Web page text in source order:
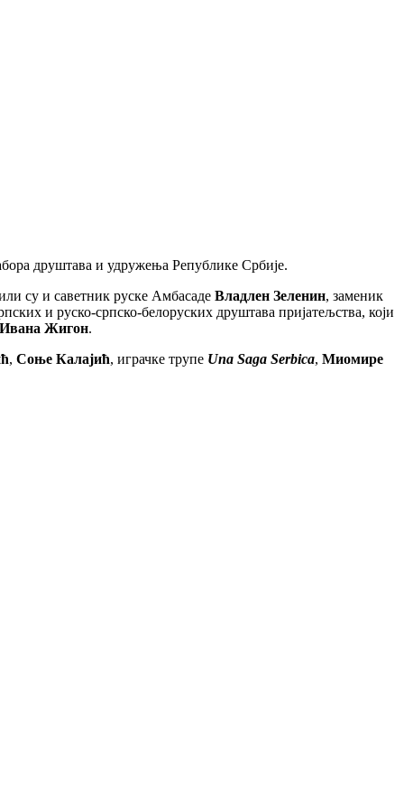
друштава и удружења Републике Србије.
су и саветник руске Амбасаде Владлен Зеленин, заменик
и руско-српско-белоруских друштава пријатељства, који
Ивана Жигон.
, Соње Калајић, играчке трупе Una Saga Serbica, Миомире